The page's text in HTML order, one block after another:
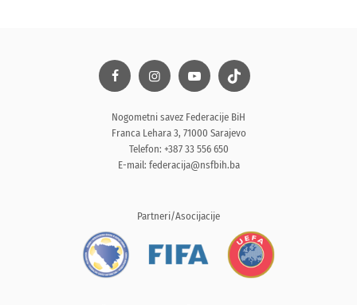
Nogometni savez Federacije BiH
Franca Lehara 3, 71000 Sarajevo
Telefon: +387 33 556 650
E-mail: federacija@nsfbih.ba
Partneri/Asocijacije